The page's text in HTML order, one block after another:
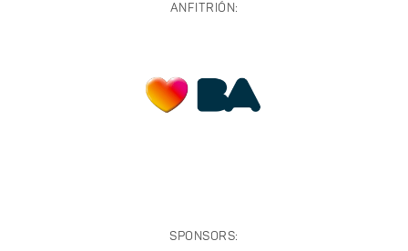
ANFITRIÓN:
SPONSORS: